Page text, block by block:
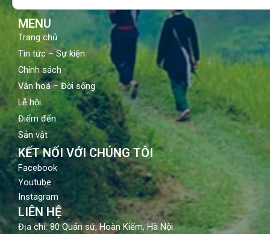
MENU
Trang chủ
Tin tức – Sự kiện
Chính sách
Văn hoá – Đời sống
Lễ hội
Điểm đến
Sản vật
KẾT NỐI VỚI CHÚNG TÔI
Facebook
Youtube
Instagram
LIÊN HỆ
Địa chỉ: 80 Quán sứ, Hoàn Kiếm, Hà Nội